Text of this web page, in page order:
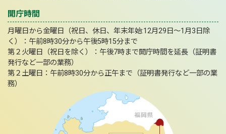
開庁時間
月曜日から金曜日（祝日、休日、年末年始:12月29日～1月3日除
く）：午前8時30分から午後5時15分まで
第２火曜日（祝日を除く）：午後7時まで開庁時間を延長（証明書
発行など一部の業務）
第２土曜日：午前8時30分から正午まで（証明書発行など一部の業
務）